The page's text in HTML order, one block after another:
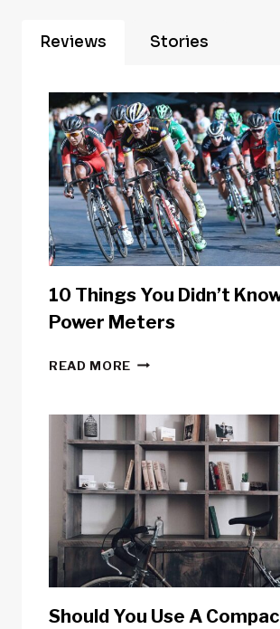
Reviews Stories
10 Things You Didn’t
Power Meters
READ MORE 10
DIDN’T
KNOW
ABOUT
POWER
METERS
Should You Use A